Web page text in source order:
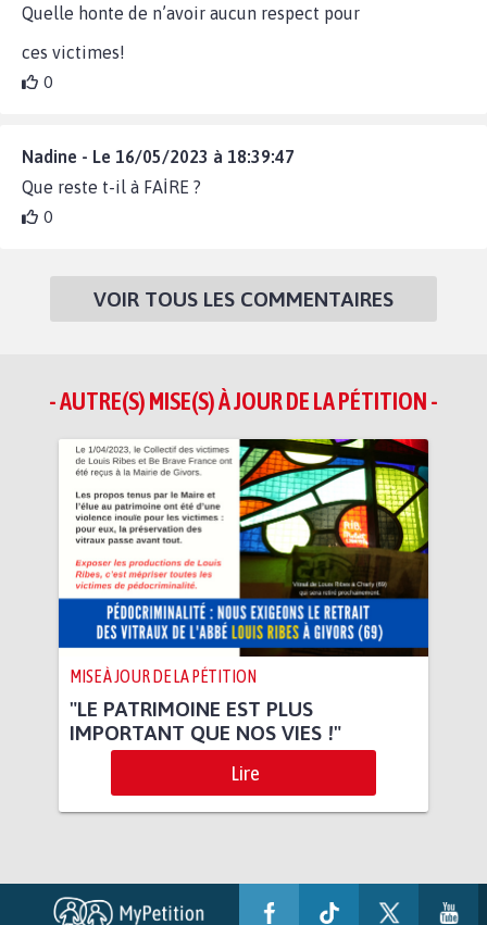
Quelle honte de n’avoir aucun respect pour
ces victimes!
0
Nadine - Le 16/05/2023 à 18:39:47
Que reste t-il à FAİRE ?
0
VOIR TOUS LES COMMENTAIRES
- AUTRE(S) MISE(S) À JOUR DE LA PÉTITION -
MISE À JOUR DE LA PÉTITION
"LE PATRIMOINE EST PLUS
IMPORTANT QUE NOS VIES !"
Lire